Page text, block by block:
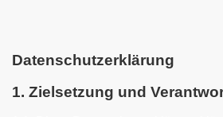
Datenschutzerklärung
1. Zielsetzung und